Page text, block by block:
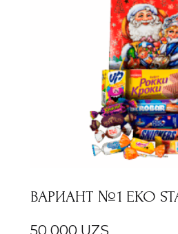
ВАРИАНТ №1 EKO
50 000 UZS